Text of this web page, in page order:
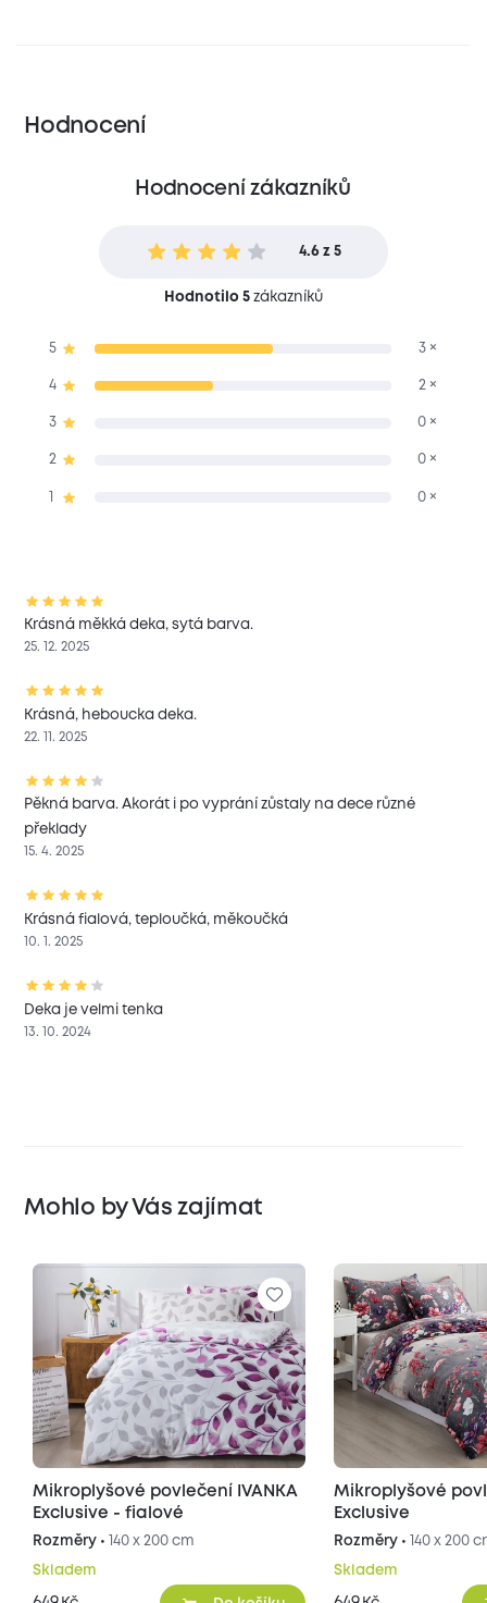
Hodnocení
Hodnocení zákazníků
4.6 z 5
Hodnotilo 5zákazníků
5 3 ×
4 2 ×
3 0 ×
2 0 ×
0 ×
Krásná měkká deka, sytá barva.
25. 12. 2025
Krásná, heboucka deka.
22. 11. 2025
Pěkná barva. Akorát i po vyprání zůstaly na dece různé
překlady
15. 4. 2025
Krásná fialová, teploučká, měkoučká
10. 1. 2025
Deka je velmi tenka
13. 10. 2024
Mohlo by Vás zajímat
Mikroplyšové povlečení IVANKA
Exclusive - fialové
Rozměry • 140 x 200 cm
Skladem
Mikroplyšové
Exclusive
Rozměry • 140 x 200
Skladem